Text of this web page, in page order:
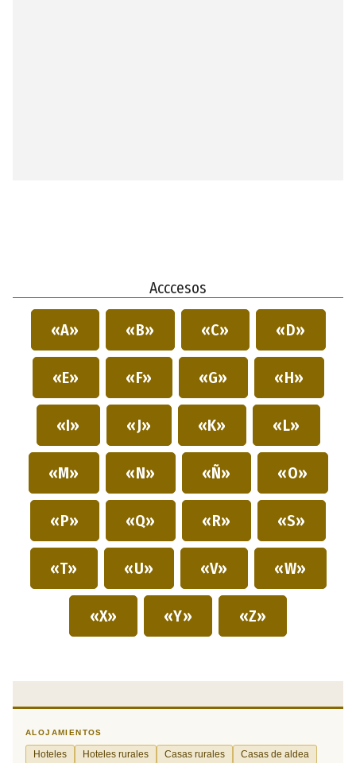
Acccesos
«A» «B» «C» «D»
«E» «F» «G» «H»
«I» «J» «K» «L»
«M» «N» «Ñ» «O»
«P» «Q» «R» «S»
«T» «U» «V» «W»
«X» «Y» «Z»